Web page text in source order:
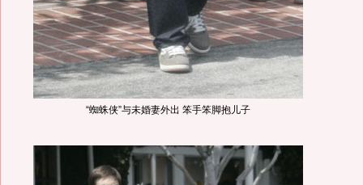
“蜘蛛侠”与未婚妻外出 笨手笨脚抱儿子